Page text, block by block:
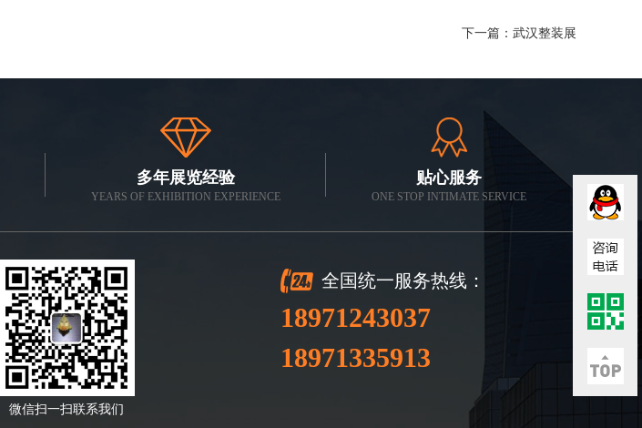
下一篇： 武汉整装展
多年展览经验
YEARS OF EXHIBITION EXPERIENCE
贴心服务
ONE STOP INTIMATE SERVICE
微信扫一扫联系我们
全国统一服务热线：
18971243037
18971335913